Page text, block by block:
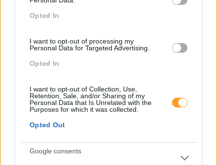
Opted In
I want to opt-out of processing my
Personal Data for Targeted Advertising.
Opted In
I want to opt-out of Collection, Use,
Retention, Sale, and/or Sharing of my
Personal Data that Is Unrelated with the
Purposes for which it was collected.
Opted Out
Google consents
Com A Saúde Mental E A
As Gerações